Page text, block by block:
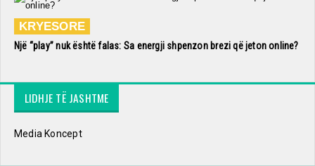
KRYESORE
Një “play” nuk është falas: Sa energji shpenzon brezi që jeton online?
LIDHJE TË JASHTME
Media Koncept